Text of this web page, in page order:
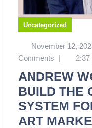
Uncategorized
November 12,
Comments
| 2:37
ANDREW
BUILD THE
SYSTEM
ART